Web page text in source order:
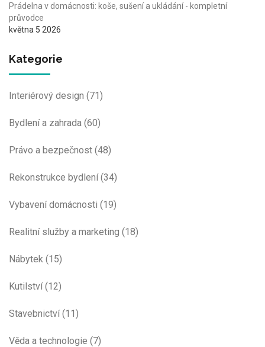
Prádelna v domácnosti: koše, sušení a ukládání - kompletní
průvodce
května 5 2026
Kategorie
Interiérový design (71)
Bydlení a zahrada (60)
Právo a bezpečnost (48)
Rekonstrukce bydlení(34)
Vybavení domácnosti (19)
Realitní služby a marketing (18)
Nábytek (15)
Kutilství(12)
Stavebnictví(11)
Věda a technologie (7)